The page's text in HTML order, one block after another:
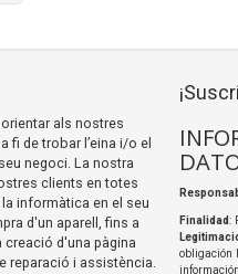
als nostres
fi de trobar l’eina i/o el
negoci. La nostra
clients en totes
informàtica en el seu
d'un aparell, fins a
creació d'una pàgina
reparació i assistència.
Finalidad:
obligación